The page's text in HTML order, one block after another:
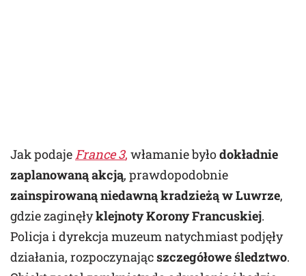
Jak podajeFrance 3, włamanie byłodokładnie
zaplanowaną akcją, prawdopodobnie
zainspirowaną niedawną kradzieżą w Luwrze,
gdzie zaginęłyklejnoty Korony Francuskiej.
Policja i dyrekcja muzeum natychmiast podjęły
działania, rozpoczynającszczegółowe śledztwo.